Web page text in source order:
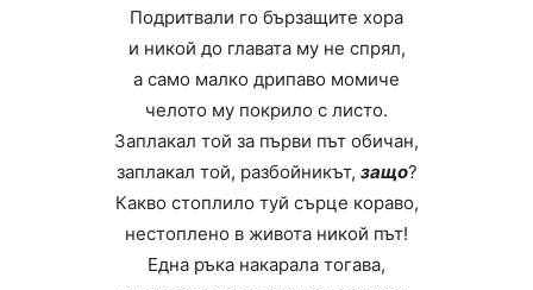
Подритвали го бързащите хора
и никой до главата му не спрял,
а само малко дрипаво момиче
челото му покрило с листо.
Заплакал той за първи път обичан,
заплакал той, разбойникът, защо?
Какво стоплило туй сърце кораво,
нестоплено в живота никой път!
Една ръка накарала тогава,